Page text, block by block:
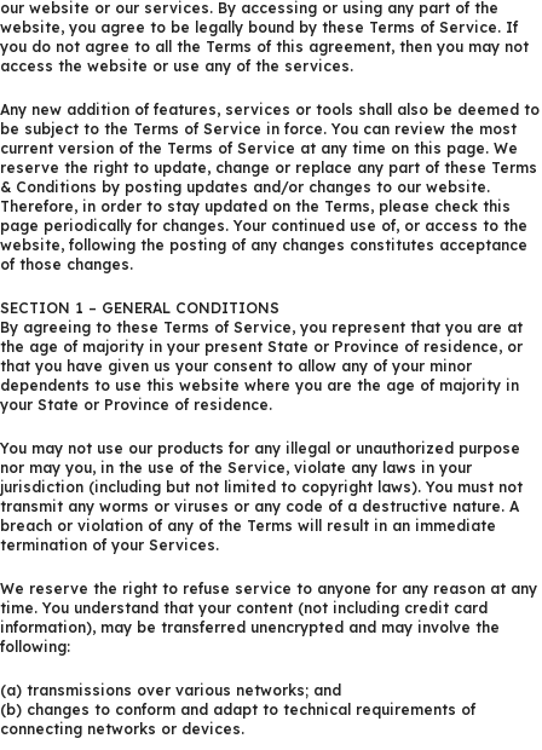
our website or our services. By accessing or using any part of the
website, you agree to be legally bound by these Terms of Service. If
you do not agree to all the Terms of this agreement, then you may not
access the website or use any of the services.
Any new addition of features, services or tools shall also be deemed to
be subject to the Terms of Service in force. You can review the most
current version of the Terms of Service at any time on this page. We
reserve the right to update, change or replace any part of these Terms
& Conditions by posting updates and/or changes to our website.
Therefore, in order to stay updated on the Terms, please check this
page periodically for changes. Your continued use of, or access to the
website, following the posting of any changes constitutes acceptance
of those changes.
SECTION 1 – GENERAL CONDITIONS
By agreeing to these Terms of Service, you represent that you are at
the age of majority in your present State or Province of residence, or
that you have given us your consent to allow any of your minor
dependents to use this website where you are the age of majority in
your State or Province of residence.
You may not use our products for any illegal or unauthorized purpose
nor may you, in the use of the Service, violate any laws in your
jurisdiction (including but not limited to copyright laws). You must not
transmit any worms or viruses or any code of a destructive nature. A
breach or violation of any of the Terms will result in an immediate
termination of your Services.
We reserve the right to refuse service to anyone for any reason at any
time. You understand that your content (not including credit card
information), may be transferred unencrypted and may involve the
following:
(a) transmissions over various networks; and
(b) changes to conform and adapt to technical requirements of
connecting networks or devices.